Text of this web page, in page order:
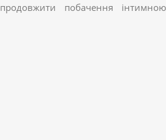
побачення інтимною